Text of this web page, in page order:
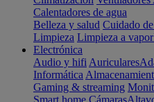
Calentadores de agua
Belleza y salud Cuidado
Limpieza Limpieza a vapor
Electrónica
Audio y hifi Auriculares
Informática
Gaming & streaming
Smart home Cámaras